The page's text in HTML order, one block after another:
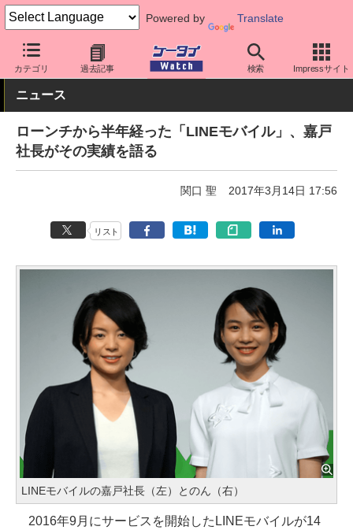
Powered by Translate
カテゴリ 過去記事 検索 Impressサイト
ケータイ Watch 格安スマホ/格安SIM 格安SIM/MVNO LINEモ
ニュース
ローンチから半年経った「LINEモバイル」、嘉戸
社長がその実績を語る
関口 聖 2017年3月14日 17:56
リスト
LINEモバイルの嘉戸社長（左）とのん（右）
2016年9月にサービスを開始したLINEモバイルが14